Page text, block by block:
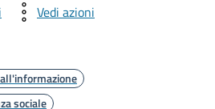
Vedi azioni
sociale